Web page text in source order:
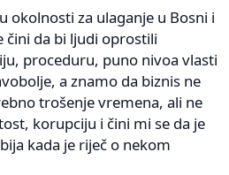
okolnosti za ulaganje u Bosni i
čini da bi ljudi oprostili
proceduru, puno nivoa vlasti
a znamo da biznis ne
trošenje vremena, ali ne
korupciju i čini mi se da je
kada je riječ o nekom